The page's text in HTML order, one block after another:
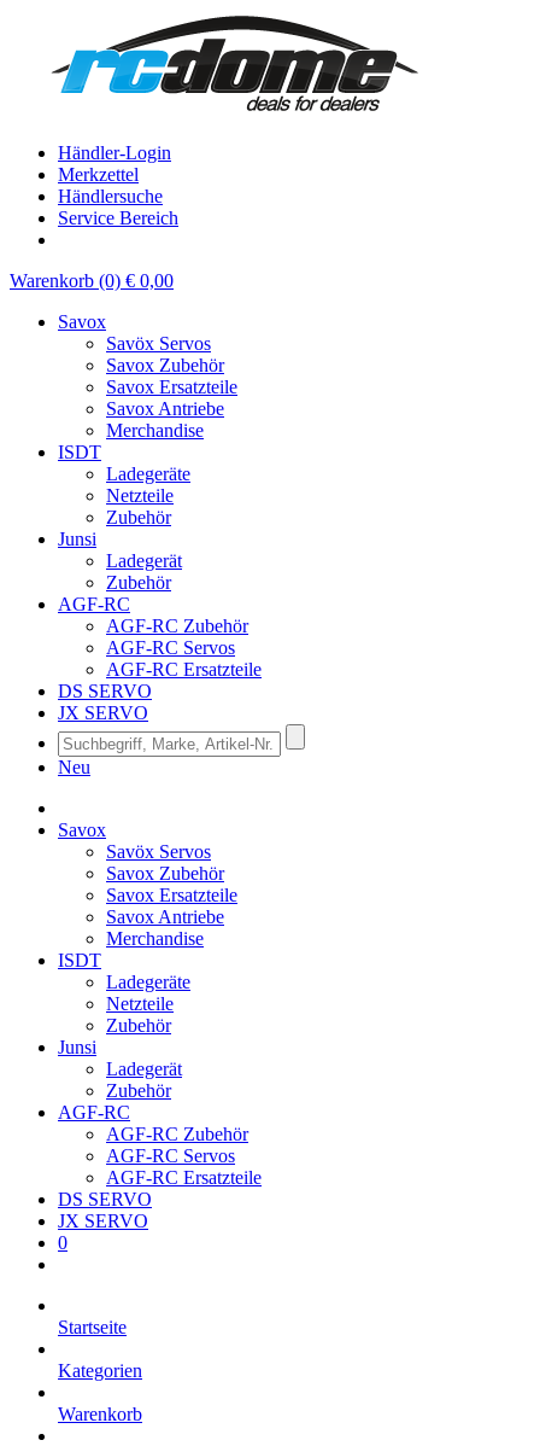
Händler-Login
Merkzettel
Händlersuche
Service Bereich
Warenkorb (0) € 0,00
Savox
Savöx Servos
Savox Zubehör
Savox Ersatzteile
Savox Antriebe
Merchandise
ISDT
Ladegeräte
Netzteile
Zubehör
Junsi
Ladegerät
Zubehör
AGF-RC
AGF-RC Zubehör
AGF-RC Servos
AGF-RC Ersatzteile
DS SERVO
JX SERVO
Neu
Savox
Savöx Servos
Savox Zubehör
Savox Ersatzteile
Savox Antriebe
Merchandise
ISDT
Ladegeräte
Netzteile
Zubehör
Junsi
Ladegerät
Zubehör
AGF-RC
AGF-RC Zubehör
AGF-RC Servos
AGF-RC Ersatzteile
DS SERVO
JX SERVO
0
Startseite
Kategorien
Warenkorb